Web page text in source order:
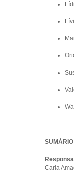
SUMÁRIO
Carla